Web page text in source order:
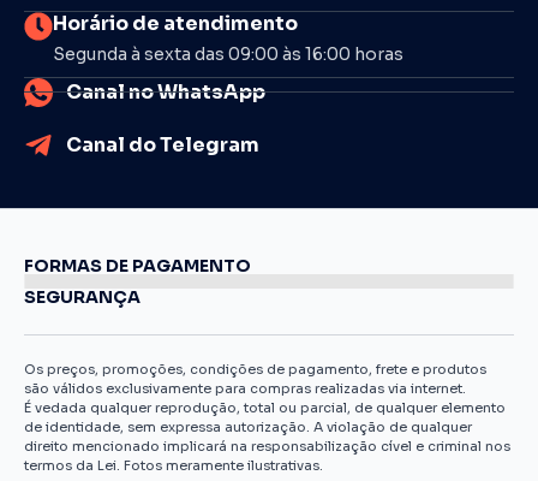
Horário de atendimento
Segunda à sexta das 09:00 às 16:00 horas
Canal no WhatsApp
Canal do Telegram
FORMAS DE PAGAMENTO
SEGURANÇA
Os preços, promoções, condições de pagamento, frete e produtos
são válidos exclusivamente para compras realizadas via internet.
É vedada qualquer reprodução, total ou parcial, de qualquer elemento
de identidade, sem expressa autorização. A violação de qualquer
direito mencionado implicará na responsabilização cível e criminal nos
termos da Lei. Fotos meramente ilustrativas.